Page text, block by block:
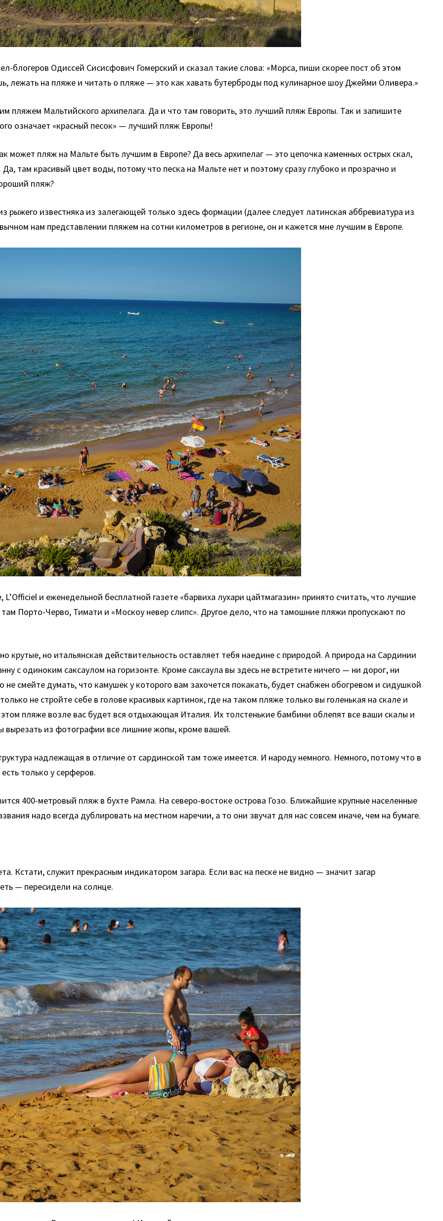
блогеров Одиссей Сисисфович Гомерский и сказал такие слова: «Морса, пиши скорее пост об этом
лежать на пляже и читать о пляже — это как хавать бутерброды под кулинарное шоу Джейми Оливера.»
пляжем Мальтийского архипелага. Да и что там говорить, это лучший пляж Европы. Так и запишите
означает «красный песок» — лучший пляж Европы!
пляж на Мальте быть лучшим в Европе? Да весь архипелаг — это цепочка каменных острых скал,
там красивый цвет воды, потому что песка на Мальте нет и поэтому сразу глубоко и прозрачно и
пляж?
рыжего известняка из залегающей только здесь формации (далее следует латинская аббревиатура из
нам представлении пляжем на сотни километров в регионе, он и кажется мне лучшим в Европе.
и еженедельной бесплатной газете «барвиха лухари цайтмагазин» принято считать, что лучшие
Порто-Черво, Тимати и «Москоу невер слипс». Другое дело, что на тамошние пляжи пропускают по
крутые, но итальянская действительность оставляет тебя наедине с природой. А природа на Сардинии
с одиноким саксаулом на горизонте. Кроме саксаула вы здесь не встретите ничего — ни дорог, ни
смейте думать, что камушек у которого вам захочется покакать, будет снабжен обогревом и сидушкой
не стройте себе в голове красивых картинок, где на таком пляже только вы голенькая на скале и
пляже возле вас будет вся отдыхающая Италия. Их толстенькие бамбини облепят все ваши скалы и
из фотографии все лишние жопы, кроме вашей.
надлежащая в отличие от сардинской там тоже имеется. И народу немного. Немного, потому что в
только у серферов.
400-метровый пляж в бухте Рамла. На северо-востоке острова Гозо. Ближайшие крупные населенные
надо всегда дублировать на местном наречии, а то они звучат для нас совсем иначе, чем на бумаге.
Кстати, служит прекрасным индикатором загара. Если вас на песке не видно — значит загар
— пересидели на солнце.